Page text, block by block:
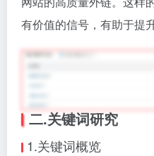
有价值的信号，有助于提
二.关键词研究
1.关键词概览